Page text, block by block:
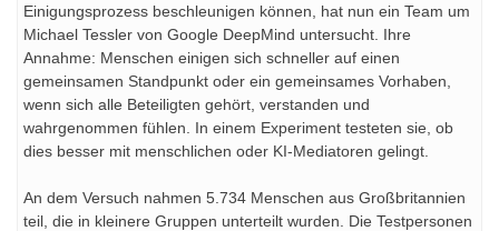
Einigungsprozess beschleunigen können, hat nun ein Team um
Michael Tessler von Google DeepMind untersucht. Ihre
Annahme: Menschen einigen sich schneller auf einen
gemeinsamen Standpunkt oder ein gemeinsames Vorhaben,
wenn sich alle Beteiligten gehört, verstanden und
wahrgenommen fühlen. In einem Experiment testeten sie, ob
dies besser mit menschlichen oder KI-Mediatoren gelingt.
An dem Versuch nahmen 5.734 Menschen aus Großbritannien
teil, die in kleinere Gruppen unterteilt wurden. Die Testpersonen